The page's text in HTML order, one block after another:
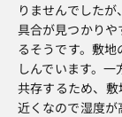
りませんでした
具合が見つかり
るそうです。敷
しんでいます。
共存するため、
近くなので湿度